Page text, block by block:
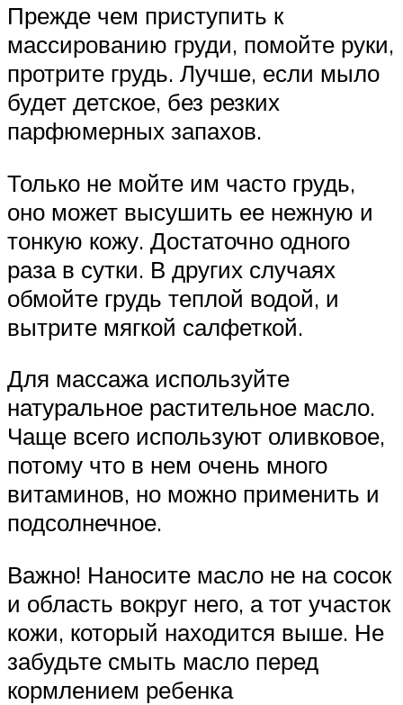
Прежде чем приступить к
массированию груди, помойте руки,
протрите грудь. Лучше, если мыло
будет детское, без резких
парфюмерных запахов.
Только не мойте им часто грудь,
оно может высушить ее нежную и
тонкую кожу. Достаточно одного
раза в сутки. В других случаях
обмойте грудь теплой водой, и
вытрите мягкой салфеткой.
Для массажа используйте
натуральное растительное масло.
Чаще всего используют оливковое,
потому что в нем очень много
витаминов, но можно применить и
подсолнечное.
Важно! Наносите масло не на сосок
и область вокруг него, а тот участок
кожи, который находится выше. Не
забудьте смыть масло перед
кормлением ребенка